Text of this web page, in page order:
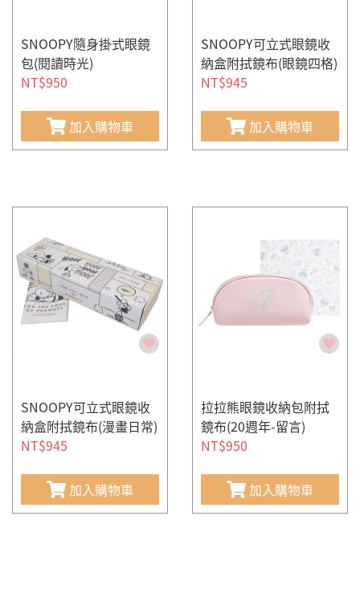
SNOOPY隨身掛式眼鏡
包(閱讀時光)
NT$950
加入購物車
SNOOPY可立式眼鏡收
納盒附拭鏡布(眼鏡四格)
NT$945
加入購物車
SNOOPY可立式眼鏡收
納盒附拭鏡布(漫畫日常)
NT$945
加入購物車
拉拉熊眼鏡收納包附拭
鏡布(20週年-留言)
NT$950
加入購物車